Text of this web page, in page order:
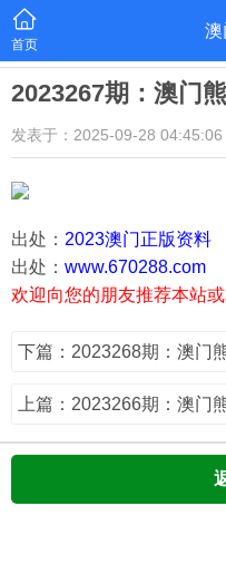
首页
澳
2023267期：澳门
发表于：2025-09-28 04:45:06
出处： 2023澳门正版资料
出处： www.670288.com
欢迎向您的朋友推荐本站
下篇：2023268期：澳门
上篇：2023266期：澳门